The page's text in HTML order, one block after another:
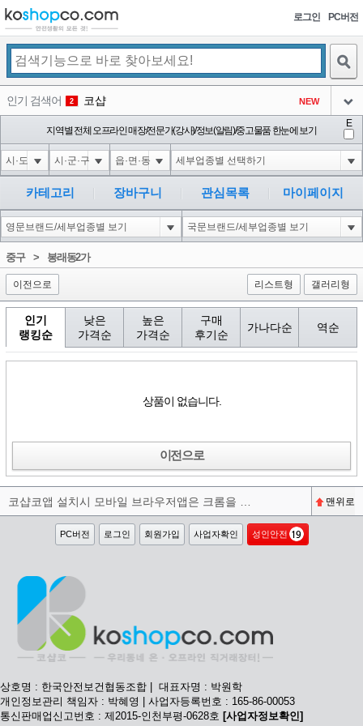
로그인 PC버전
인기 검색어 2 코샵 NEW
3 익스
아이콘
4 1'||DBMS_PIPE.RECEIVE_MESSAGE(CHR(98)||CHR(98)||CHR(98),15)||'
아이콘
5 1-1 waitfor delay '0:0:15' --
아이콘
1
6 1-1); waitfor delay '0:0:15' --
아이콘
1
1
지역별 전체 오프라인 매장/전문가(강사)/정보(알림)/중고물품 한눈에 보기
E
카테고리 장바구니 관심목록 마이페이지
중구> 봉래동2가
이전으로 리스트형 갤러리형
인기
랭킹순
낮은
가격순
높은
가격순
구매
후기순
가나다순 역순
상품이 없습니다.
이전으로
맨위로
PC버전 로그인 회원가입 사업자확인 성인안전
상호명 : 한국안전보건협동조합 | 대표자명 : 박원학
개인정보관리 책임자 : 박혜영 | 사업자등록번호 : 165-86-00053
통신판매업신고번호 : 제2015-인천부평-0628호 [사업자정보확인]